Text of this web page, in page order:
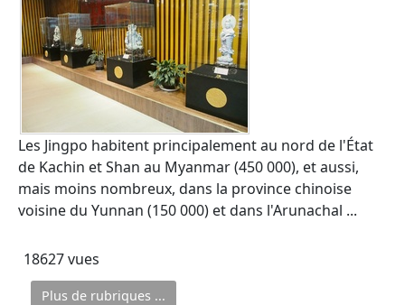
Les Jingpo habitent principalement au nord de l'État
de Kachin et Shan au Myanmar (450 000), et aussi,
mais moins nombreux, dans la province chinoise
voisine du Yunnan (150 000) et dans l'Arunachal ...
18627 vues
Plus de rubriques ...